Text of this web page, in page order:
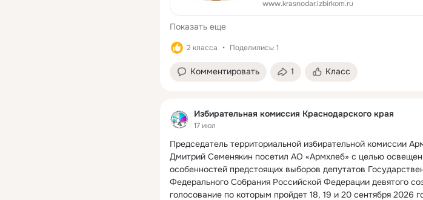
www.krasnodar.izbirkom.ru
Показать еще
2 класса Поделились: 1
Комментировать 1 Класс
Избирательная комиссия Краснодарского края
17 июл
Председатель территориальной избирательной комиссии
Дмитрий Семенякин посетил АО «Армхлеб» с целью
особенностей предстоящих выборов депутатов
Федерального Собрания Российской Федерации девятого
голосование по которым пройдет 18, 19 и 20 сентября 2026